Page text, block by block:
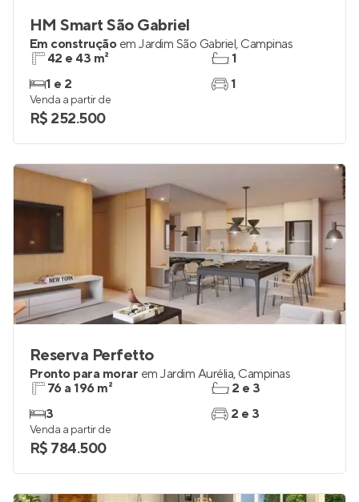
HM Smart São Gabriel
Em construção em Jardim São Gabriel, Campinas
42 e 43 m²
1 e 2
1
1
Venda a partir de
R$ 252.500
Reserva Perfetto
Pronto para morar em Jardim Aurélia, Campinas
76 a 196 m²
3
2 e 3
2 e 3
Venda a partir de
R$ 784.500